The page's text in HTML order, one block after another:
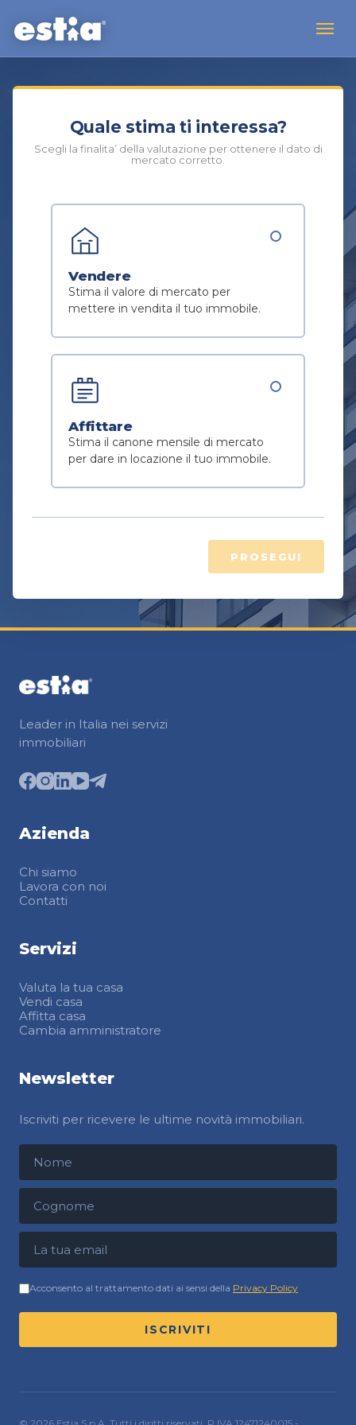
Quale stima ti interessa?
Scegli la finalita’ della valutazione per ottenere il dato di
mercato corretto.
Vendere
Stima il valore di mercato per
mettere in vendita il tuo immobile.
Affittare
Stima il canone mensile di mercato
per dare in locazione il tuo immobile.
PROSEGUI
Leader in Italia nei servizi
immobiliari
Azienda
Chi siamo
Lavora con noi
Contatti
Servizi
Valuta la tua casa
Vendi casa
Affitta casa
Cambia amministratore
Newsletter
Iscriviti per ricevere le ultime novità immobiliari.
Nome
Cognome
Indirizzo email
Acconsento al trattamento dati ai sensi della Privacy Policy
ISCRIVITI